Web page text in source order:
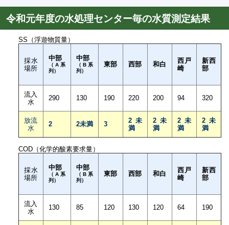
令和元年度の水処理センター毎の水質測定結果
SS（浮遊物質量）
採水
場所
中部
（A系
列）
中部
（B系
列）
東部 西部 和白
西戸
崎
新西
部
流入
水
290 130 190 220 200 94 320
放流
水
2 2未満 3
2未
満
2未
満
2未
満
2未
満
COD（化学的酸素要求量）
採水
場所
中部
（A系
列）
中部
（B系
列）
東部 西部 和白
西戸
崎
新西
部
流入
水
130 85 120 130 120 64 190